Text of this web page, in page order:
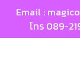
Email :
โทร 089-